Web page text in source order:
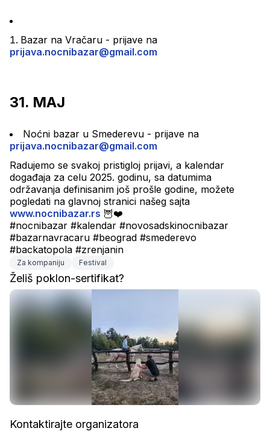
prijava.nocnibazar@gmail.com
31. MAJ
prijava.nocnibazar@gmail.com
Radujemo se svakoj pristigloj prijavi, a kalendar
događaja za celu 2025. godinu, sa datumima
održavanja definisanim još prošle godine, možete
www.nocnibazar.rs 🦉❤️
#nocnibazar #kalendar #novosadskinocnibazar
#bazarnavracaru #beograd #smederevo
#backatopola #zrenjanin
Za kompaniju Festival
Želiš poklon-sertifikat?
Kontaktirajte organizatora